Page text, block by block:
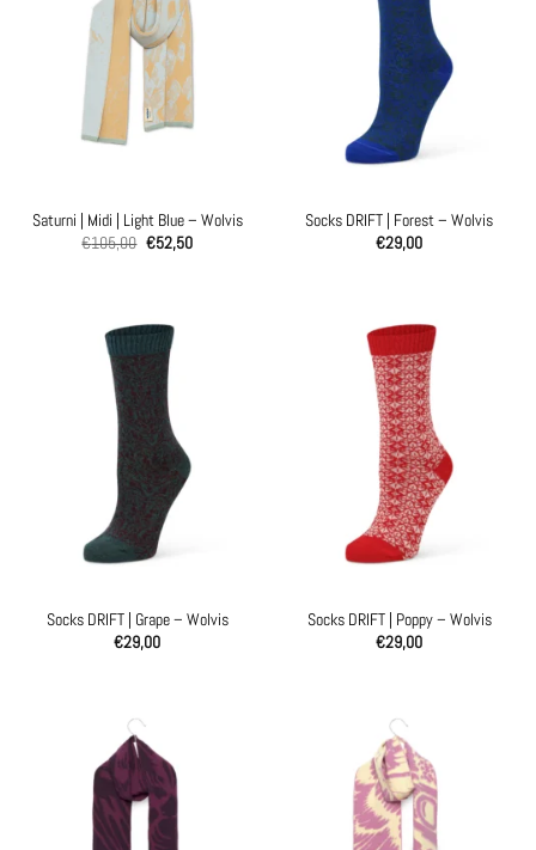
Saturni | Midi | Light Blue – Wolvis
€105,00 €52,50
Socks DRIFT | Forest – Wolvis
€29,00
Socks DRIFT | Grape – Wolvis
€29,00
Socks DRIFT | Poppy – Wolvis
€29,00